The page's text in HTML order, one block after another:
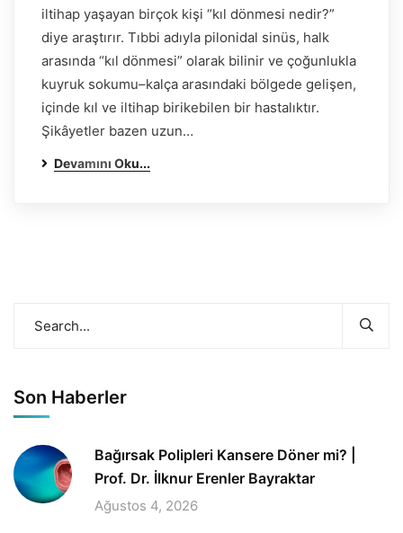
iltihap yaşayan birçok kişi “kıl dönmesi nedir?”
diye araştırır. Tıbbi adıyla pilonidal sinüs, halk
arasında “kıl dönmesi” olarak bilinir ve çoğunlukla
kuyruk sokumu–kalça arasındaki bölgede gelişen,
içinde kıl ve iltihap birikebilen bir hastalıktır.
Şikâyetler bazen uzun…
Devamını Oku...
Son Haberler
Bağırsak Polipleri Kansere Döner mi? |
Prof. Dr. İlknur Erenler Bayraktar
Ağustos 4, 2026